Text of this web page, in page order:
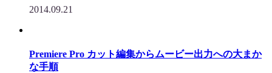
2014.09.21
Premiere Pro カット編集からムービー出力への大まか
な手順